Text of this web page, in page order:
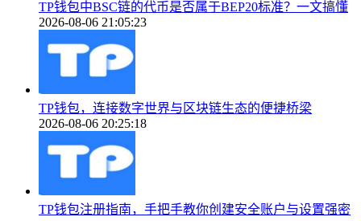
TP钱包中BSC链的代币是否属于BEP20标准？一文搞懂
2026-08-06 21:05:23
TP钱包，连接数字世界与区块链生态的便捷桥梁
2026-08-06 20:25:18
TP钱包注册指南，手把手教你创建安全账户与设置强密